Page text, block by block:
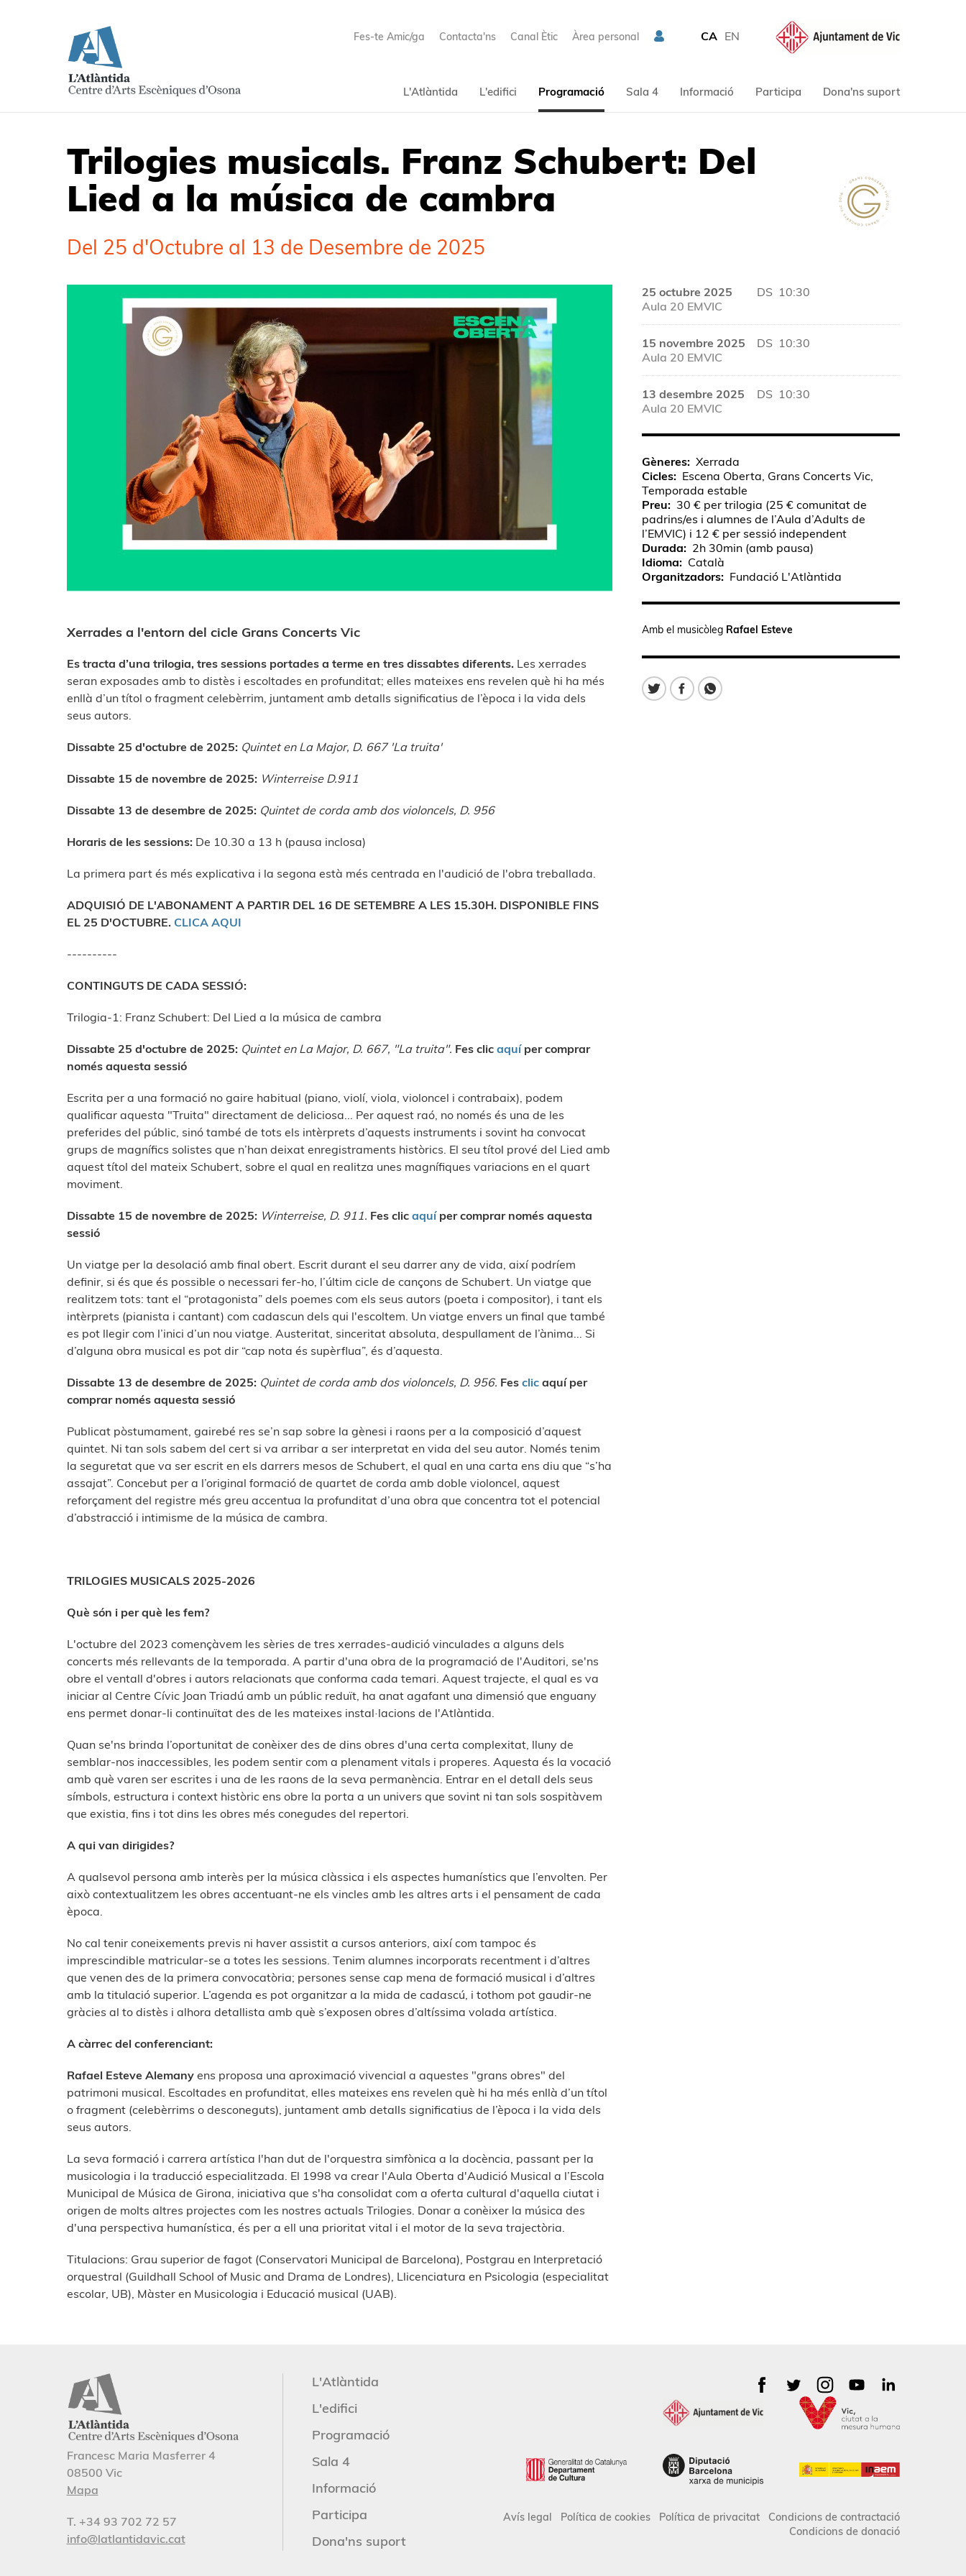
Fes-te Amic/ga Contacta'ns Canal Ètic Àrea personal CA EN
L'Atlàntida L'edifici Programació Sala 4 Informació Participa Dona'ns suport
Trilogies musicals. Franz Schubert: Del
Lied a la música de cambra
Del 25 d'Octubre al 13 de Desembre de 2025
Xerrades a l'entorn del cicle Grans Concerts Vic
Es tracta d’una trilogia, tres sessions portades a terme en tres dissabtes diferents.Les xerrades
seran exposades amb to distès i escoltades en profunditat; elles mateixes ens revelen què hi ha més
enllà d’un títol o fragment celebèrrim, juntament amb detalls significatius de l’època i la vida dels
seus autors.
Dissabte 25 d'octubre de 2025: Quintet en La Major, D. 667 'La truita'
Dissabte 15 de novembre de 2025: Winterreise D.911
Dissabte 13 de desembre de 2025: Quintet de corda amb dos violoncels, D. 956
Horaris de les sessions: De 10.30 a 13 h (pausa inclosa)
La primera part és més explicativa i la segona està més centrada en l'audició de l'obra treballada.
ADQUISIÓ DE L'ABONAMENT A PARTIR DEL 16 DE SETEMBRE A LES 15.30H. DISPONIBLE FINS
EL 25 D'OCTUBRE. CLICA AQUI
----------
CONTINGUTS DE CADA SESSIÓ:
Trilogia-1: Franz Schubert: Del Lied a la música de cambra
Dissabte 25 d'octubre de 2025: Quintet en La Major, D. 667, "La truita". Fes clic aquíper comprar
només aquesta sessió
Escrita per a una formació no gaire habitual (piano, violí, viola, violoncel i contrabaix), podem
qualificar aquesta "Truita" directament de deliciosa... Per aquest raó, no només és una de les
preferides del públic, sinó també de tots els intèrprets d’aquests instruments i sovint ha convocat
grups de magnífics solistes que n’han deixat enregistraments històrics. El seu títol prové del Lied amb
aquest títol del mateix Schubert, sobre el qual en realitza unes magnífiques variacions en el quart
moviment.
Dissabte 15 de novembre de 2025: Winterreise, D. 911. Fes clic aquíper comprar només aquesta
sessió
Un viatge per la desolació amb final obert. Escrit durant el seu darrer any de vida, així podríem
definir, si és que és possible o necessari fer-ho, l’últim cicle de cançons de Schubert. Un viatge que
realitzem tots: tant el “protagonista” dels poemes com els seus autors (poeta i compositor), i tant els
intèrprets (pianista i cantant) com cadascun dels qui l'escoltem. Un viatge envers un final que també
es pot llegir com l’inici d’un nou viatge. Austeritat, sinceritat absoluta, despullament de l’ànima... Si
d’alguna obra musical es pot dir “cap nota és supèrflua”, és d’aquesta.
Dissabte 13 de desembre de 2025: Quintet de corda amb dos violoncels, D. 956. Fes clicaquí per
comprar només aquesta sessió
Publicat pòstumament, gairebé res se’n sap sobre la gènesi i raons per a la composició d’aquest
quintet. Ni tan sols sabem del cert si va arribar a ser interpretat en vida del seu autor. Només tenim
la seguretat que va ser escrit en els darrers mesos de Schubert, el qual en una carta ens diu que “s’ha
assajat”. Concebut per a l’original formació de quartet de corda amb doble violoncel, aquest
reforçament del registre més greu accentua la profunditat d’una obra que concentra tot el potencial
d’abstracció i intimisme de la música de cambra.
TRILOGIES MUSICALS 2025-2026
Què són i per què les fem?
L'octubre del 2023 començàvem les sèries de tres xerrades-audició vinculades a alguns dels
concerts més rellevants de la temporada. A partir d'una obra de la programació de l'Auditori, se'ns
obre el ventall d'obres i autors relacionats que conforma cada temari. Aquest trajecte, el qual es va
iniciar al Centre Cívic Joan Triadú amb un públic reduït, ha anat agafant una dimensió que enguany
ens permet donar-li continuïtat des de les mateixes instal·lacions de l'Atlàntida.
Quan se'ns brinda l’oportunitat de conèixer des de dins obres d'una certa complexitat, lluny de
semblar-nos inaccessibles, les podem sentir com a plenament vitals i properes. Aquesta és la vocació
amb què varen ser escrites i una de les raons de la seva permanència. Entrar en el detall dels seus
símbols, estructura i context històric ens obre la porta a un univers que sovint ni tan sols sospitàvem
que existia, fins i tot dins les obres més conegudes del repertori.
A qui van dirigides?
A qualsevol persona amb interès per la música clàssica i els aspectes humanístics que l’envolten. Per
això contextualitzem les obres accentuant-ne els vincles amb les altres arts i el pensament de cada
època.
No cal tenir coneixements previs ni haver assistit a cursos anteriors, així com tampoc és
imprescindible matricular-se a totes les sessions. Tenim alumnes incorporats recentment i d’altres
que venen des de la primera convocatòria; persones sense cap mena de formació musical i d’altres
amb la titulació superior. L’agenda es pot organitzar a la mida de cadascú, i tothom pot gaudir-ne
gràcies al to distès i alhora detallista amb què s’exposen obres d’altíssima volada artística.
A càrrec del conferenciant:
Rafael Esteve Alemanyens proposa una aproximació vivencial a aquestes "grans obres" del
patrimoni musical. Escoltades en profunditat, elles mateixes ens revelen què hi ha més enllà d’un títol
o fragment (celebèrrims o desconeguts), juntament amb detalls significatius de l’època i la vida dels
seus autors.
La seva formació i carrera artística l'han dut de l'orquestra simfònica a la docència, passant per la
musicologia i la traducció especialitzada. El 1998 va crear l'Aula Oberta d'Audició Musical a l’Escola
Municipal de Música de Girona, iniciativa que s'ha consolidat com a oferta cultural d'aquella ciutat i
origen de molts altres projectes com les nostres actuals Trilogies. Donar a conèixer la música des
d'una perspectiva humanística, és per a ell una prioritat vital i el motor de la seva trajectòria.
Titulacions: Grau superior de fagot (Conservatori Municipal de Barcelona), Postgrau en Interpretació
orquestral (Guildhall School of Music and Drama de Londres), Llicenciatura en Psicologia (especialitat
escolar, UB), Màster en Musicologia i Educació musical (UAB).
25 octubre 2025 DS 10:30
Aula 20 EMVIC
15 novembre 2025 DS 10:30
Aula 20 EMVIC
13 desembre 2025 DS 10:30
Aula 20 EMVIC
Gèneres
Xerrada
Cicles
Escena Oberta, Grans Concerts Vic,
Temporada estable
Preu
30 € per trilogia (25 € comunitat de
padrins/es i alumnes de l’Aula d’Adults de
l’EMVIC) i 12 € per sessió independent
Durada
2h 30min (amb pausa)
Idioma
Català
Organitzadors
Fundació L'Atlàntida
Amb el musicòlegRafael Esteve
Francesc Maria Masferrer 4
08500 Vic
Mapa
T. +34 93 702 72 57
info@latlantidavic.cat
L'Atlàntida
L'edifici
Programació
Sala 4
Informació
Participa
Dona'ns suport
Avís legal Política de cookies Política de privacitat
Condicions de contractació
Condicions de donació